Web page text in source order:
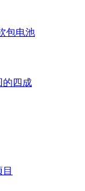
包电池
的四成